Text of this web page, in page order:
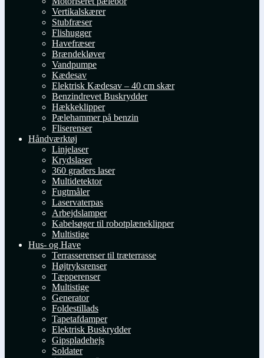
Vertikalskærer
Stubfræser
Flishugger
Havefræser
Brændekløver
Vandpumpe
Kædesav
Elektrisk Kædesav – 40 cm skær
Benzindrevet Buskrydder
Hækkeklipper
Pælehammer på benzin
Fliserenser
Håndværktøj
Linjelaser
Krydslaser
360 graders laser
Multidetektor
Fugtmåler
Laservaterpas
Arbejdslamper
Kabelsøger til robotplæneklipper
Multistige
Hus- og Have
Terrasserenser til træterrasse
Højtryksrenser
Tæpperenser
Multistige
Generator
Foldestillads
Tapetafdamper
Elektrisk Buskrydder
Gipspladehejs
Soldater